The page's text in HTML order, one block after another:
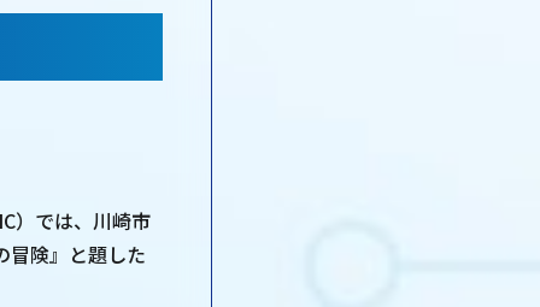
）では、川崎市
冒険』と題した